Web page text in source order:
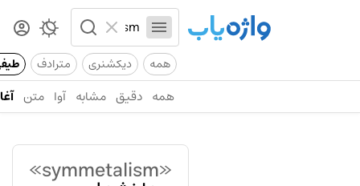
همه دیکشنری مترادف
همه دقیق مشابه آوا متن
«symmetalism»